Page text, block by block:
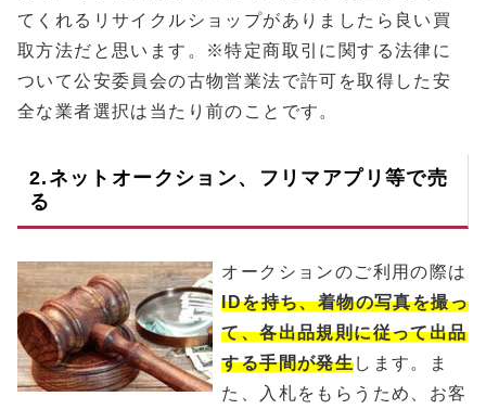
てくれるリサイクルショップがありましたら良い買
取方法だと思います。※特定商取引に関する法律に
ついて公安委員会の古物営業法で許可を取得した安
全な業者選択は当たり前のことです。
2.ネットオークション、フリマアプリ等で売
る
オークションのご利用の際は
IDを持ち、着物の写真を撮っ
て、各出品規則に従って出品
する手間が発生します。ま
た、入札をもらうため、お客